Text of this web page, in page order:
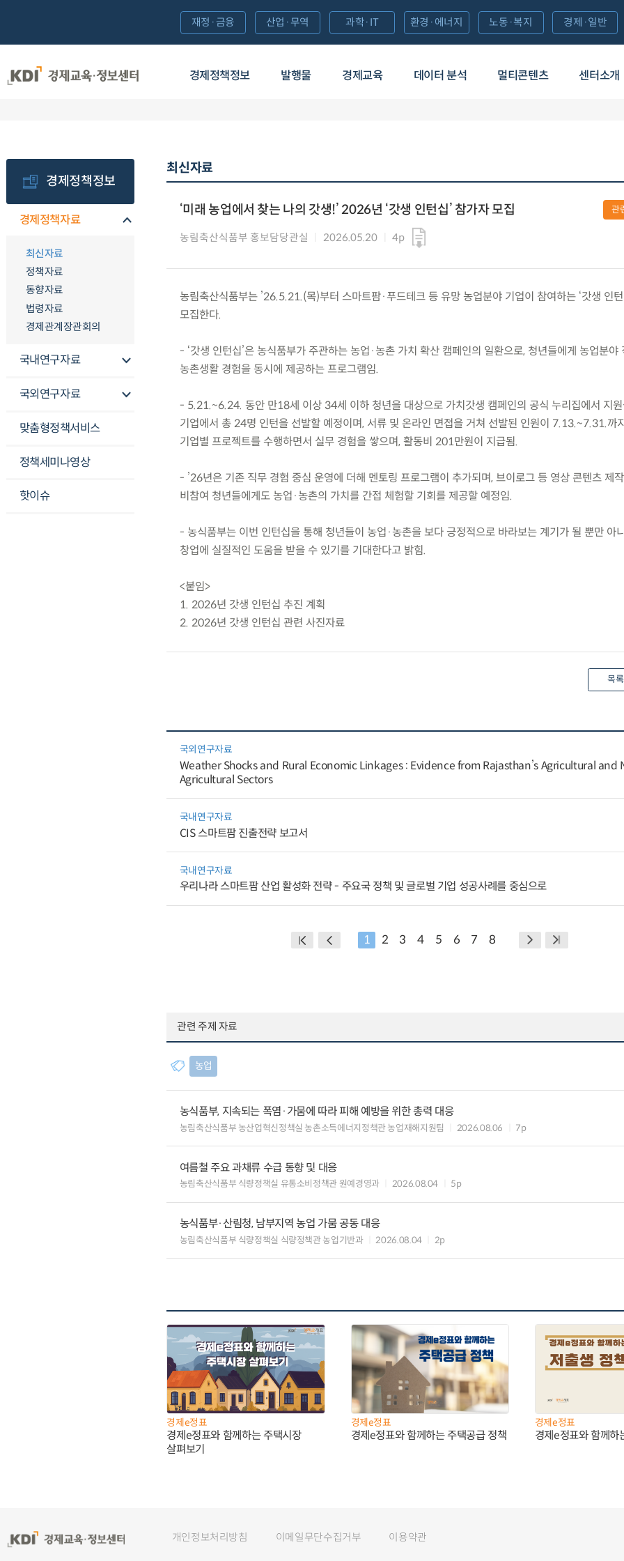
경제정책정보 발행물 경제교육 데이터 분석 멀티콘텐츠 센터소개
재정·금융 산업·무역 과학·IT 환경·에너지 노동·복지 경제·일반
경제정책정보
경제정책자료
최신자료
정책자료
동향자료
법령자료
경제관계장관회의
국내연구자료
국외연구자료
맞춤형정책서비스
정책세미나영상
핫이슈
최신자료
‘미래 농업에서 찾는 나의 갓생!’ 2026년 ‘갓생 인턴십’ 참가자 모집
농림축산식품부 홍보담당관실 2026.05.20 4p
관
농림축산식품부는 ’26.5.21.(목)부터 스마트팜·푸드테크 등 유망 농업분야 기업이 참여하는 ‘갓생 인
모집한다.
- ‘갓생 인턴십’은 농식품부가 주관하는 농업·농촌 가치 확산 캠페인의 일환으로, 청년들에게 농업분야
농촌생활 경험을 동시에 제공하는 프로그램임.
- 5.21.~6.24. 동안 만18세 이상 34세 이하 청년을 대상으로 가치갓생 캠페인의 공식 누리집에서 지
기업에서 총 24명 인턴을 선발할 예정이며, 서류 및 온라인 면접을 거쳐 선발된 인원이 7.13.~7.31.까
기업별 프로젝트를 수행하면서 실무 경험을 쌓으며, 활동비 201만원이 지급됨.
- ’26년은 기존 직무 경험 중심 운영에 더해 멘토링 프로그램이 추가되며, 브이로그 등 영상 콘텐츠 제
비참여 청년들에게도 농업·농촌의 가치를 간접 체험할 기회를 제공할 예정임.
- 농식품부는 이번 인턴십을 통해 청년들이 농업·농촌을 보다 긍정적으로 바라보는 계기가 될 뿐만 아
창업에 실질적인 도움을 받을 수 있기를 기대한다고 밝힘.
<붙임>
1. 2026년 갓생 인턴십 추진 계획
2. 2026년 갓생 인턴십 관련 사진자료
목
국외연구자료
Weather Shocks and Rural Economic Linkages : Evidence from Rajasthan’s Agricultural and
Agricultural Sectors
국내연구자료
CIS 스마트팜 진출전략 보고서
국내연구자료
우리나라 스마트팜 산업 활성화 전략 - 주요국 정책 및 글로벌 기업 성공사례를 중심으로
1 2 3 4 5 6 7 8
관련 주제 자료
농업
농식품부, 지속되는 폭염·가뭄에 따라 피해 예방을 위한 총력 대응
농림축산식품부 농산업혁신정책실 농촌소득에너지정책관 농업재해지원팀 2026.08.06 7p
여름철 주요 과채류 수급 동향 및 대응
농림축산식품부 식량정책실 유통소비정책관 원예경영과 2026.08.04 5p
농식품부·산림청, 남부지역 농업 가뭄 공동 대응
농림축산식품부 식량정책실 식량정책관 농업기반과 2026.08.04 2p
경제e정표
경제e정표와 함께하는 주택시장
살펴보기
경제e정표
경제e정표와 함께하는 주택공급 정책
경제e정표
경제e정표와 함께하
개인정보처리방침 이메일무단수집거부 이용약관